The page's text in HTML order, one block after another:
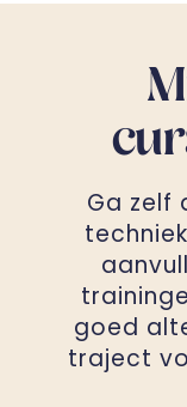
Ga zelf
goed
traject